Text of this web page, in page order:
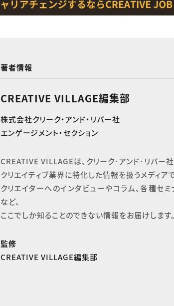
著者情報
CREATIVE VILLAGE編集部
株式会社クリーク・アンド・リバー社
エンゲージメント・セクション
CREATIVE VILLAGEは、クリーク･アンド･リバー
クリエイティブ業界に特化した情報を扱うメディアで
クリエイターへのインタビューやコラム、各種セミ
など、
ここでしか知ることのできない情報をお届けします。
監修
CREATIVE VILLAGE編集部